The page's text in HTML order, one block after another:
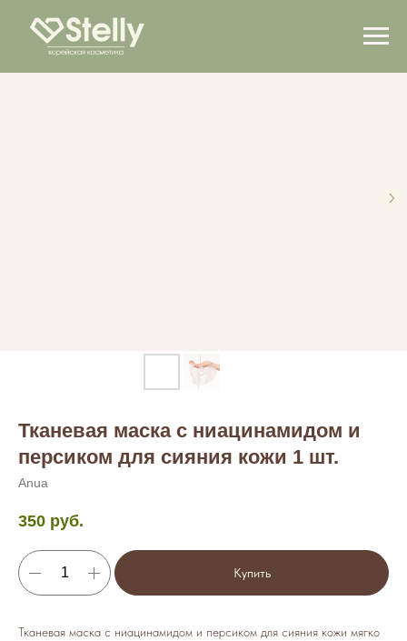
Тканевая маска с ниацинамидом и
персиком для сияния кожи 1 шт.
Anua
350 руб.
Купить
Тканевая маска с ниацинамидом и персиком для сияния кожи мягко